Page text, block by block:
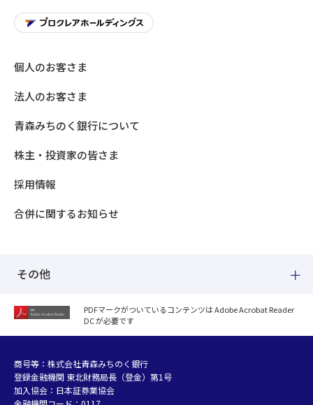
個人のお客さま
法人のお客さま
青森みちのく銀行について
株主・投資家の皆さま
採用情報
合併に関するお知らせ
その他
紛失した場合
個人データおよび法人情報に関するグループ共同利用について
マネー・ローンダリング等及び金融犯罪の防止について
販売勧誘方針
PDFマークがついているコンテンツは Adobe Acrobat Reader
DC が必要です
商号等：株式会社青森みちのく銀行
登録金融機関 東北財務局長（登金）第1号
加入協会：日本証券業協会